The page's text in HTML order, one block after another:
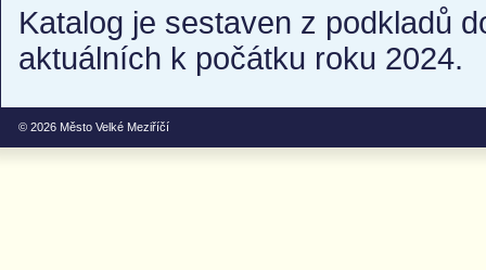
Katalog je sestaven z podkladů
aktuálních k počátku roku 2024.
© 2026 Město Velké Meziříčí